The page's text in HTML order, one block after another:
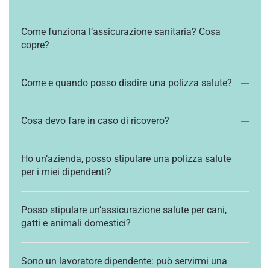
Come funziona l’assicurazione sanitaria? Cosa
copre?
Come e quando posso disdire una polizza salute?
Cosa devo fare in caso di ricovero?
Ho un’azienda, posso stipulare una polizza salute
per i miei dipendenti?
Posso stipulare un’assicurazione salute per cani,
gatti e animali domestici?
Sono un lavoratore dipendente: può servirmi una